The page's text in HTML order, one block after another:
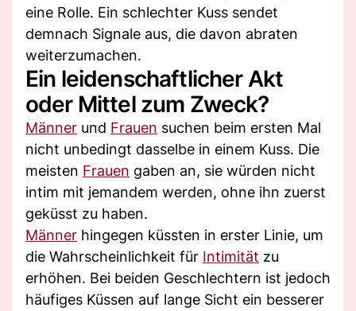
eine Rolle. Ein schlechter Kuss sendet
demnach Signale aus, die davon abraten
weiterzumachen.
Ein leidenschaftlicher Akt
oder Mittel zum Zweck?
Männer und Frauen suchen beim ersten Mal
nicht unbedingt dasselbe in einem Kuss. Die
meisten Frauen gaben an, sie würden nicht
intim mit jemandem werden, ohne ihn zuerst
geküsst zu haben.
Männer hingegen küssten in erster Linie, um
die Wahrscheinlichkeit für Intimität zu
erhöhen. Bei beiden Geschlechtern ist jedoch
häufiges Küssen auf lange Sicht ein besserer